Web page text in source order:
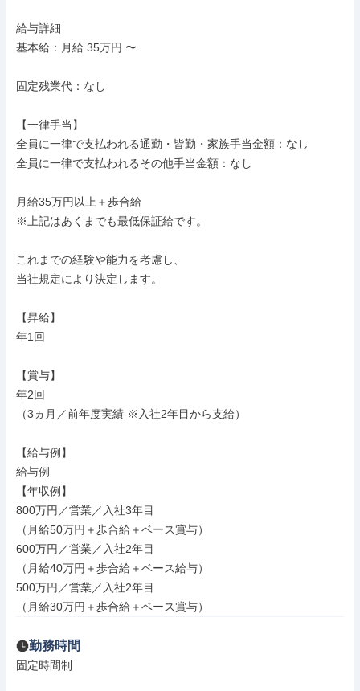
給与詳細
基本給：月給 35万円 〜
固定残業代：なし
【一律手当】
全員に一律で支払われる通勤・皆勤・家族手当金額：なし
全員に一律で支払われるその他手当金額：なし
月給35万円以上＋歩合給
※上記はあくまでも最低保証給です。
これまでの経験や能力を考慮し、
当社規定により決定します。
【昇給】
年1回
【賞与】
年2回
（3ヵ月／前年度実績 ※入社2年目から支給）
【給与例】
給与例
【年収例】
800万円／営業／入社3年目
（月給50万円＋歩合給＋ベース賞与）
600万円／営業／入社2年目
（月給40万円＋歩合給＋ベース給与）
500万円／営業／入社2年目
（月給30万円＋歩合給＋ベース賞与）
勤務時間
固定時間制